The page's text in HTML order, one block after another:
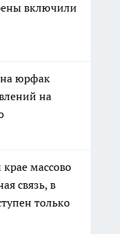
включили
юрфак
на
массово
связь, в
только